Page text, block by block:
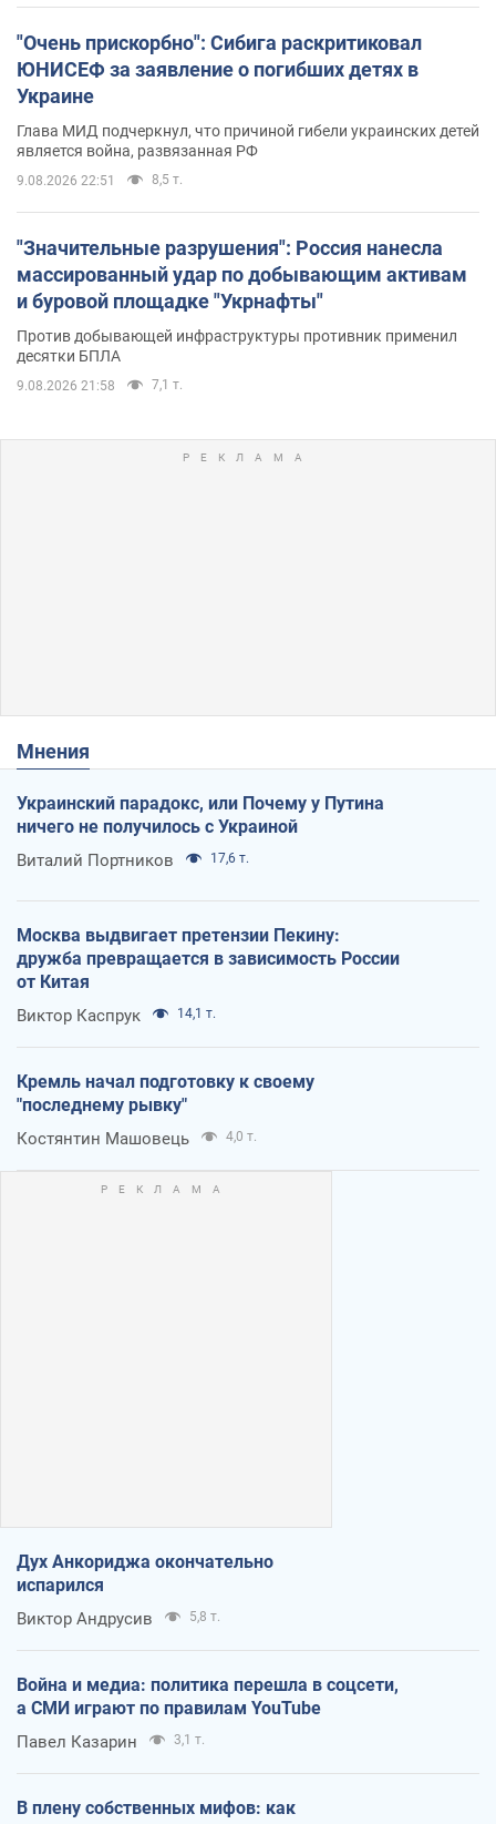
"Очень прискорбно": Сибига раскритиковал
ЮНИСЕФ за заявление о погибших детях в
Украине
Глава МИД подчеркнул, что причиной гибели украинских детей
является война, развязанная РФ
9.08.2026 22:51 8,5 т.
"Значительные разрушения": Россия нанесла
массированный удар по добывающим активам
и буровой площадке "Укрнафты"
Против добывающей инфраструктуры противник применил
десятки БПЛА
9.08.2026 21:58 7,1 т.
Мнения
Украинский парадокс, или Почему у Путина
ничего не получилось с Украиной
Виталий Портников 17,6 т.
Москва выдвигает претензии Пекину:
дружба превращается в зависимость России
от Китая
Виктор Каспрук 14,1 т.
Кремль начал подготовку к своему
"последнему рывку"
Костянтин Машовець 4,0 т.
Дух Анкориджа окончательно
испарился
Виктор Андрусив 5,8 т.
Война и медиа: политика перешла в соцсети,
а СМИ играют по правилам YouTube
Павел Казарин 3,1 т.
В плену собственных мифов: как